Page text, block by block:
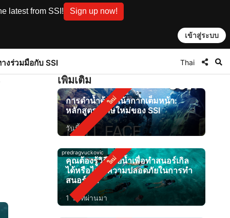
latest from SSI! Sign up now!
เข้าสู่ระบบ
งร่วมมือกับ SSI Thai
เพิ่มเติม
การดำน้ำด้วยหน้ากากเต็มหน้า:
หลักสูตรพิเศษใหม่ของ SSI
วันนี้
predragvuckovic
คุณต้องรู้วิธีว่ายน้ำเพื่อทำสนอร์เกิล
ได้หรือไม่? ความปลอดภัยในการทำ
สนอร์เกิล
1 วันที่ผ่านมา